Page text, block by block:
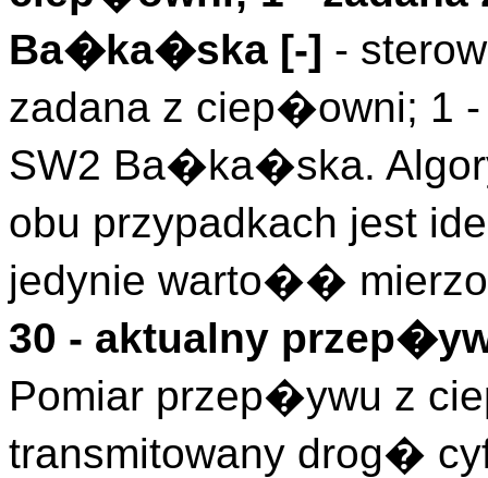
Ba�ka�ska [-] -
zadana z ciep�owni; 1
SW2 Ba�ka�ska.
obu przypadkach jest
jedynie warto��
30 - aktualny
Pomiar przep�ywu z
transmitowany drog�